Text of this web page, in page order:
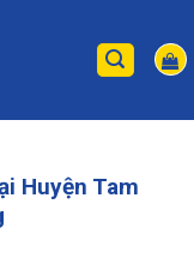
Huyện Tam